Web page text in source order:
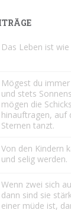
Das Leben ist
Mögest du
und stets
mögen die
hinauftragen, auf
Sternen tanzt.
Von den Kindern
und selig werden.
Wenn zwei sich
dann sind sie
einer müde ist,